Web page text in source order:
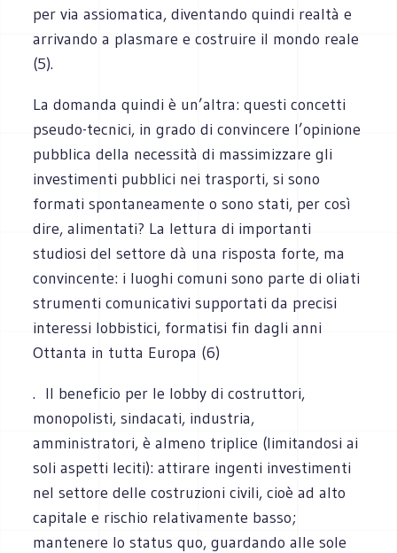
per via assiomatica, diventando quindi realtà e
arrivando a plasmare e costruire il mondo reale
(5).
La domanda quindi è un’altra: questi concetti
pseudo-tecnici, in grado di convincere l’opinione
pubblica della necessità di massimizzare gli
investimenti pubblici nei trasporti, si sono
formati spontaneamente o sono stati, per così
dire, alimentati? La lettura di importanti
studiosi del settore dà una risposta forte, ma
convincente: i luoghi comuni sono parte di oliati
strumenti comunicativi supportati da precisi
interessi lobbistici, formatisi fin dagli anni
Ottanta in tutta Europa (6)
. Il beneficio per le lobby di costruttori,
monopolisti, sindacati, industria,
amministratori, è almeno triplice (limitandosi ai
soli aspetti leciti): attirare ingenti investimenti
nel settore delle costruzioni civili, cioè ad alto
capitale e rischio relativamente basso;
mantenere lo status quo, guardando alle sole